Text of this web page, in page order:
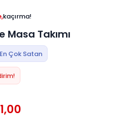
kaçırma!
Takımı
En Çok Satan